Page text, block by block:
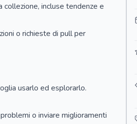
incluse tendenze e
o richieste di pull per
usarlo ed esplorarlo.
o inviare miglioramenti